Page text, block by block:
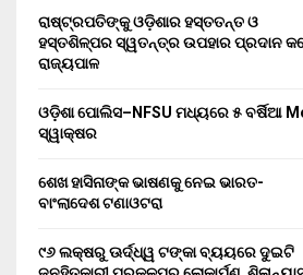
ରାଷ୍ଟ୍ରପତିଙ୍କୁ ଓଡ଼ିଶାର ହସ୍ତତନ୍ତ ଓ
ହସ୍ତଶିଳ୍ପର ସ୍ୱତନ୍ତ୍ର ଉପହାର ପ୍ରଦାନ
ରାଜ୍ୟପାଳ
ଓଡ଼ିଶା ପୋଲିସ–NFSU ମଧ୍ୟରେ ୫ ବର୍ଷିଆ
ସ୍ୱାକ୍ଷର
ଶେଖ ହାସିନାଙ୍କ ଭାଷଣକୁ ନେଇ ଭାରତ-
ବାଂଲାଦେଶ ଟଣାଓଟରା
୯୬ ଲକ୍ଷରୁ ଊର୍ଦ୍ଧ୍ୱ ଟଙ୍କା ବ୍ୟୟରେ ଦୁଇଟି